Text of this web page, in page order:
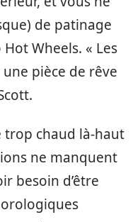
de patinage
Wheels. « Les
pièce de rêve
trop chaud là-haut
ne manquent
besoin d’être